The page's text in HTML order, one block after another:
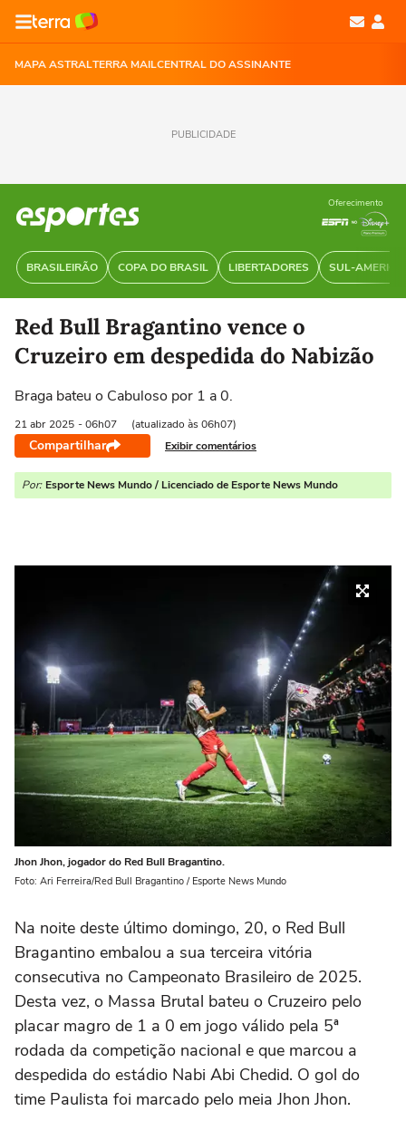
MAPA ASTRALTERRA MAILCENTRAL DO ASSINANTE
PUBLICIDADE
BRASILEIRÃO COPA DO BRASIL LIBERTADORES SUL-
Oferecimento
Red Bull Bragantino vence o
Cruzeiro em despedida do Nabizão
Braga bateu o Cabuloso por 1 a 0.
21 abr 2025 - 06h07 (atualizado às 06h07)
Compartilhar Exibir comentários
Por: Esporte News Mundo / Licenciado de Esporte News Mundo
Jhon Jhon, jogador do Red Bull Bragantino.
Foto: Ari Ferreira/Red Bull Bragantino / Esporte News Mundo
Na noite deste último domingo, 20, o Red Bull
Bragantino embalou a sua terceira vitória
consecutiva no Campeonato Brasileiro de 2025.
Desta vez, o Massa Brutal bateu o Cruzeiro pelo
placar magro de 1 a 0 em jogo válido pela 5ª
rodada da competição nacional e que marcou a
despedida do estádio Nabi Abi Chedid. O gol do
time Paulista foi marcado pelo meia Jhon Jhon.